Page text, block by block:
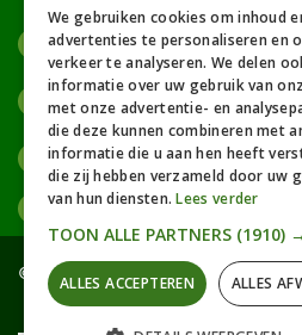
(op afspraak!)
Kantooradres
Bornsedijk 60, 7559 PT
085-0475588
06-17314481
info@gardline.nl
© 2026 Powered by Gardline™. All
We gebruiken cookies om inhoud
advertenties te personaliseren en
verkeer te analyseren. We delen
informatie over uw gebruik van
met onze advertentie- en
die deze kunnen combineren met
informatie die u aan hen heeft
die zij hebben verzameld door uw
van hun diensten.Lees verder
TOON ALLE PARTNERS (1910) →
ALLES ACCEPTEREN ALLES